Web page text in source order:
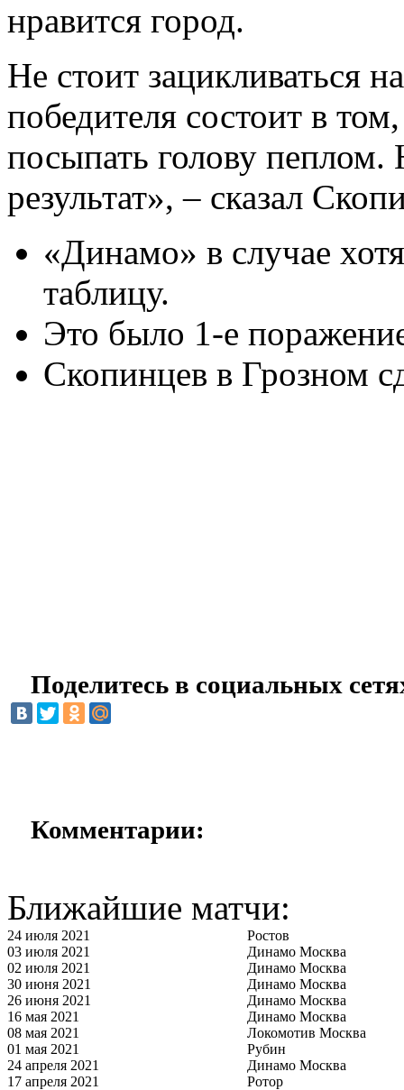
нравится город.
Не стоит зацикливаться
победителя состоит в
посыпать голову
результат», – сказал
«Динамо» в случае
таблицу.
Это было 1-е
Скопинцев в Грозном
Поделитесь в социальных
Комментарии:
Ближайшие матчи:
24 июля 2021
Ростов
03 июля 2021
Динамо Москва
02 июля 2021
Динамо Москва
30 июня 2021
Динамо Москва
26 июня 2021
Динамо Москва
16 мая 2021
Динамо Москва
08 мая 2021
Локомотив Москва
01 мая 2021
Рубин
24 апреля 2021
Динамо Москва
17 апреля 2021
Ротор